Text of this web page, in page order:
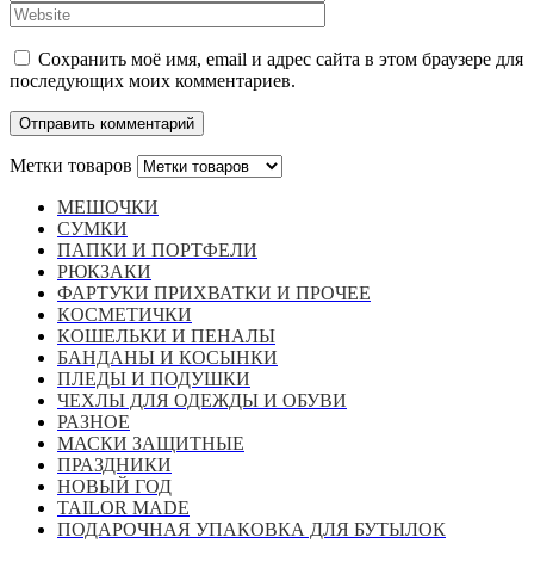
Сохранить моё имя, email и адрес сайта в этом браузере для
последующих моих комментариев.
Метки товаров
МЕШОЧКИ
СУМКИ
ПАПКИ И ПОРТФЕЛИ
РЮКЗАКИ
ФАРТУКИ ПРИХВАТКИ И ПРОЧЕЕ
КОСМЕТИЧКИ
КОШЕЛЬКИ И ПЕНАЛЫ
БАНДАНЫ И КОСЫНКИ
ПЛЕДЫ И ПОДУШКИ
ЧЕХЛЫ ДЛЯ ОДЕЖДЫ И ОБУВИ
РАЗНОЕ
МАСКИ ЗАЩИТНЫЕ
ПРАЗДНИКИ
НОВЫЙ ГОД
TAILOR MADE
ПОДАРОЧНАЯ УПАКОВКА ДЛЯ БУТЫЛОК